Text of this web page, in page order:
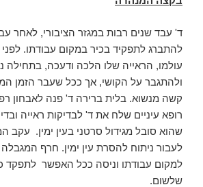
ד' עבד שנים רבות במגזר הציבורי, לאחר
עולמו, הראייה שלו הלכה ודעכה, בתחילה
ולהתגבר על הקושי, אך ככל שעבר הזמן
קשה מנשוא. בלית ברירה ד' פנה לאבחון
רופא עיניים שלח את ד' לבדיקות ראייה
שהוא סובל מגידול סרטני בעין ימין. עקב
לעבור ניתוח להסרת עין ימין. חרף
למקום עבודתו וניסה ככל האפשר לתפקד
שלשום.